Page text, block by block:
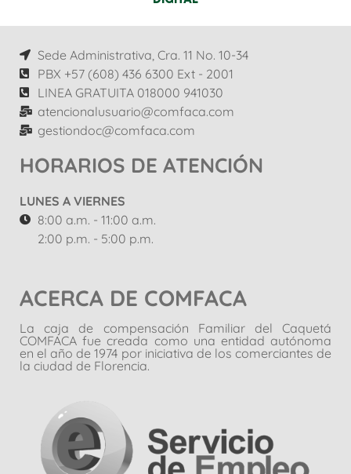
Sede Administrativa, Cra. 11 No. 10-34
PBX +57 (608) 436 6300 Ext - 2001
LINEA GRATUITA 018000 941030
atencionalusuario@comfaca.com
gestiondoc@comfaca.com
HORARIOS DE ATENCIÓN
LUNES A VIERNES
8:00 a.m. - 11:00 a.m.
2:00 p.m. - 5:00 p.m.
ACERCA DE COMFACA
La caja de compensación Familiar del Caquetá
COMFACA fue creada como una entidad autónoma
en el año de 1974 por iniciativa de los comerciantes de
la ciudad de Florencia.